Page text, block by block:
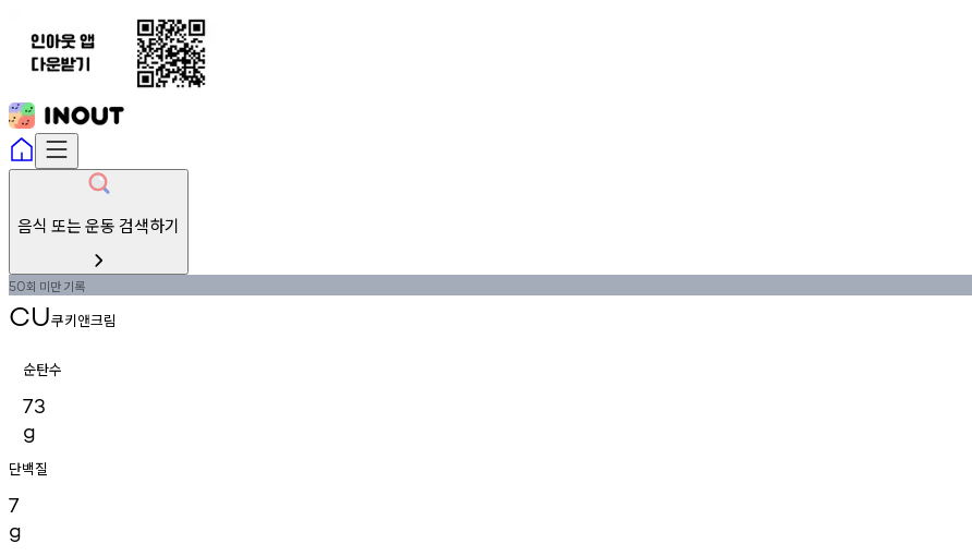
음식 또는 운동 검색하기
50회 미만기록
CU쿠키앤크림
순탄수
73
g
단백질
7
g